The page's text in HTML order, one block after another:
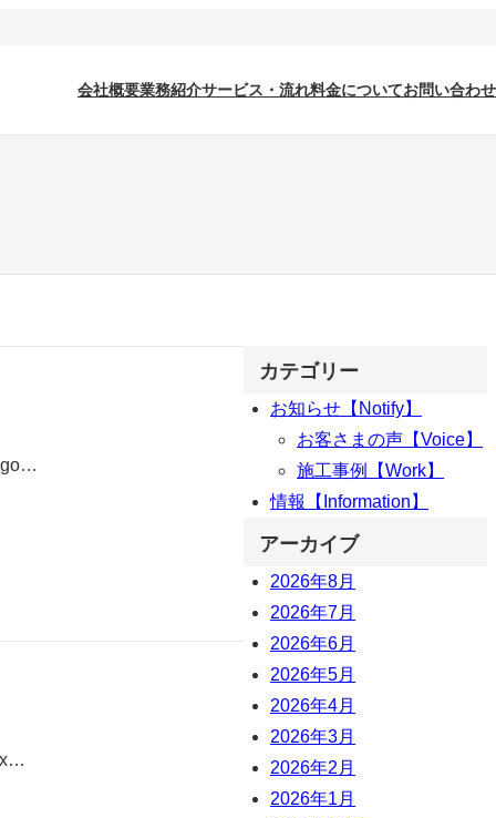
会社概要業務紹介サービス・流れ料金についてお問い合わせ
カテゴリー
お知らせ【Notify】
お客さまの声【Voice】
施工事例【Work】
情報【Information】
アーカイブ
2026年8月
2026年7月
2026年6月
2026年5月
2026年4月
2026年3月
2026年2月
2026年1月